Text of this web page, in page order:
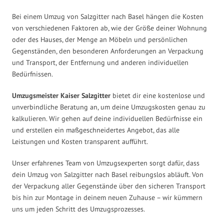
Bei einem Umzug von Salzgitter nach Basel hängen die Kosten
von verschiedenen Faktoren ab, wie der Größe deiner Wohnung
oder des Hauses, der Menge an Möbeln und persönlichen
Gegenständen, den besonderen Anforderungen an Verpackung
und Transport, der Entfernung und anderen individuellen
Bedürfnissen.
Umzugsmeister Kaiser Salzgitter bietet dir eine kostenlose und
unverbindliche Beratung an, um deine Umzugskosten genau zu
kalkulieren. Wir gehen auf deine individuellen Bedürfnisse ein
und erstellen ein maßgeschneidertes Angebot, das alle
Leistungen und Kosten transparent aufführt.
Unser erfahrenes Team von Umzugsexperten sorgt dafür, dass
dein Umzug von Salzgitter nach Basel reibungslos abläuft. Von
der Verpackung aller Gegenstände über den sicheren Transport
bis hin zur Montage in deinem neuen Zuhause – wir kümmern
uns um jeden Schritt des Umzugsprozesses.